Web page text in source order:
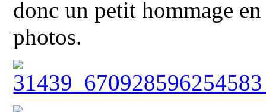
donc un petit hommage
photos.